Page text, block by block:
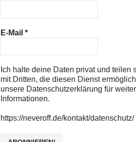
E-Mail *
Ich halte deine Daten privat und teilen
mit Dritten, die diesen Dienst
unsere Datenschutzerklärung für
Informationen.
https://neveroff.de/kontakt/datenschutz/